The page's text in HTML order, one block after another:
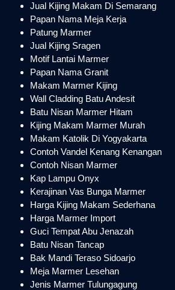
Jual Kijing Makam Di Semarang
Papan Nama Meja Kerja
Patung Marmer
Jual Kijing Sragen
Motif Lantai Marmer
Papan Nama Granit
Makam Marmer Kijing
Wall Cladding Batu Andesit
Batu Nisan Marmer Hitam
Kijing Makam Marmer Murah
Makam Katolik Di Yogyakarta
Contoh Vandel Kenang Kenangan
Contoh Nisan Marmer
Kap Lampu Onyx
Kerajinan Vas Bunga Marmer
Harga Kijing Makam Sederhana
Harga Marmer Import
Guci Tempat Abu Jenazah
Batu Nisan Tancap
Bak Mandi Teraso Sidoarjo
Meja Marmer Lesehan
Jenis Marmer Tulungagung